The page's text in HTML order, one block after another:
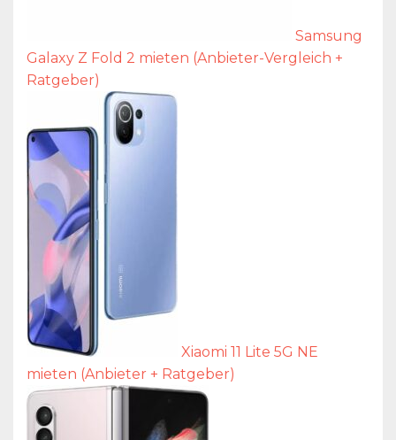
Samsung
Galaxy Z Fold 2 mieten (Anbieter-Vergleich +
Ratgeber)
Xiaomi 11 Lite 5G NE
mieten (Anbieter + Ratgeber)